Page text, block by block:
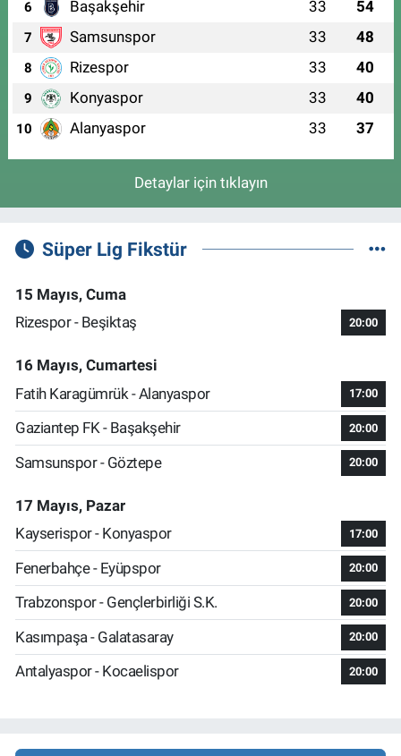
6 Başakşehir 33 54
7 Samsunspor 33 48
8 Rizespor 33 40
9 Konyaspor 33 40
10 Alanyaspor 33 37
Detaylar için tıklayın
Süper Lig Fikstür
15 Mayıs, Cuma
Rizespor - Beşiktaş
20:00
16 Mayıs, Cumartesi
Fatih Karagümrük - Alanyaspor
17:00
Gaziantep FK - Başakşehir 20:00
Samsunspor - Göztepe 20:00
17 Mayıs, Pazar
Kayserispor - Konyaspor
17:00
Fenerbahçe - Eyüpspor 20:00
Trabzonspor - Gençlerbirliği S.K. 20:00
Kasımpaşa - Galatasaray 20:00
Antalyaspor - Kocaelispor 20:00